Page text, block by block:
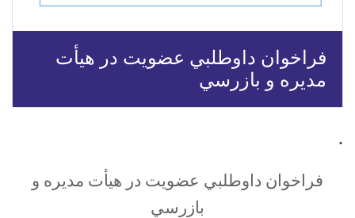
فراخوان داوطلبي عضويت در هيأت
مديره و بازرسي
فراخوان داوطلبي عضويت در هيأت مديره و
بازرسي